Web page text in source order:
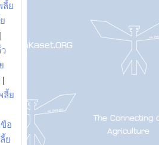
ลี้ย
|
|
ลี้ย
อ
ย